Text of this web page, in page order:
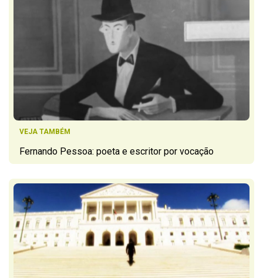
VEJA TAMBÉM
Fernando Pessoa: poeta e escritor por vocação